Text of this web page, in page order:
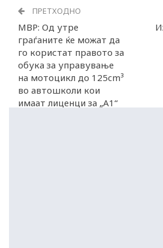
ПРЕТХОДНО
МВР: Од утре
граѓаните ќе можат да
го користат правото за
обука за управување
на мотоцикл до 125cm³
во автошколи кои
имаат лиценци за „А1“